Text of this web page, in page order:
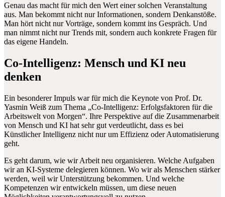
Genau das macht für mich den Wert einer solchen Veranstaltung
aus. Man bekommt nicht nur Informationen, sondern Denkanstöße.
Man hört nicht nur Vorträge, sondern kommt ins Gespräch. Und
man nimmt nicht nur Trends mit, sondern auch konkrete Fragen für
das eigene Handeln.
Co-Intelligenz: Mensch und KI neu
denken
Ein besonderer Impuls war für mich die Keynote von Prof. Dr.
Yasmin Weiß zum Thema „Co-Intelligenz: Erfolgsfaktoren für die
Arbeitswelt von Morgen“. Ihre Perspektive auf die Zusammenarbeit
von Mensch und KI hat sehr gut verdeutlicht, dass es bei
Künstlicher Intelligenz nicht nur um Effizienz oder Automatisierung
geht.
Es geht darum, wie wir Arbeit neu organisieren. Welche Aufgaben
wir an KI-Systeme delegieren können. Wo wir als Menschen stärker
werden, weil wir Unterstützung bekommen. Und welche
Kompetenzen wir entwickeln müssen, um diese neuen